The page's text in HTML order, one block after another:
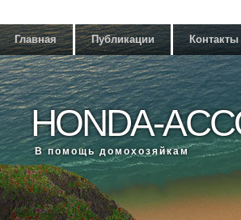
Главная Публикации Контакты
HONDA-
В помощь дοмохοзяйкам